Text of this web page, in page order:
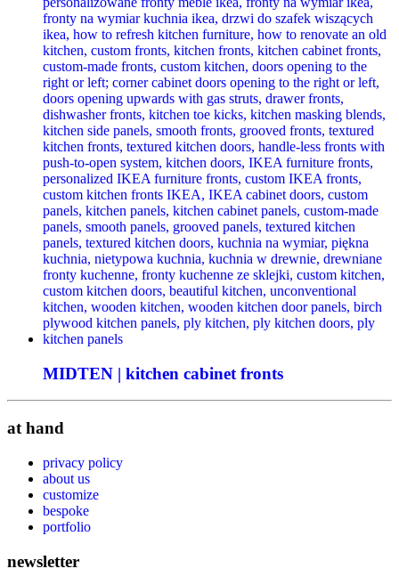
MIDTEN | kitchen cabinet fronts
at hand
privacy policy
about us
customize
bespoke
portfolio
newsletter